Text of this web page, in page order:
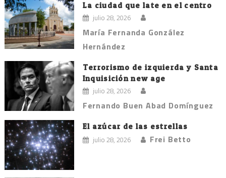
La ciudad que late en el centro
julio 28, 2026
María Fernanda González
Hernández
Terrorismo de izquierda y Santa
Inquisición new age
julio 28, 2026
Fernando Buen Abad Domínguez
El azúcar de las estrellas
julio 28, 2026 Frei Betto